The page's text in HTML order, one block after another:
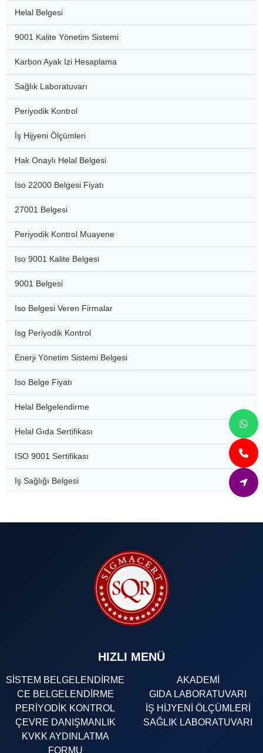
Helal Belgesi
9001 Kalite Yönetim Sistemi
Karbon Ayak Izi Hesaplama
Sağlık Laboratuvarı
Periyodik Kontrol
İş Hijyeni Ölçümleri
Hak Onaylı Helal Belgesi
Iso 22000 Belgesi Fiyatı
27001 Belgesi
Periyodik Kontrol Muayene
Iso 9001 Kalite Belgesi
9001 Belgesi
Iso Belgesi Veren Firmalar
Isg Periyodik Kontrol
Enerji Yönetim Sistemi Belgesi
Iso Belge Fiyatı
Helal Belgelendirme
Helal Gıda Sertifikası
ISO 9001 Sertifikası
Iş Sağlığı Belgesi
HIZLI MENÜ
SİSTEM BELGELENDİRME
CE BELGELENDİRME
PERİYODİK KONTROL
ÇEVRE DANIŞMANLIK
KVKK AYDINLATMA
FORMU
AKADEMİ
GIDA LABORATUVARI
İŞ HİJYENİ ÖLÇÜMLERİ
SAĞLIK LABORATUVARI